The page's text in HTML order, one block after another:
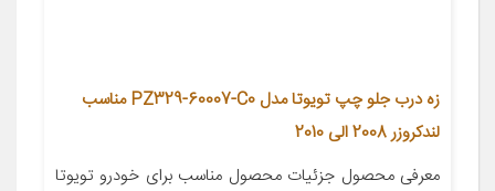
زه درب جلو چپ تویوتا مدل PZ329-60007-C0 مناسب
لندکروزر 2008 الی 2010
معرفی محصول جزئیات محصول مناسب برای خودرو تویوتا